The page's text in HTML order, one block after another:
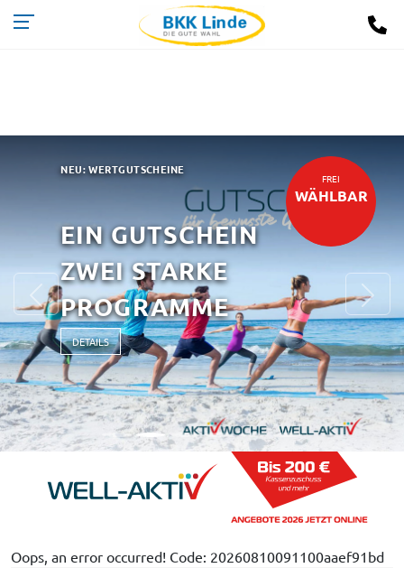
NEU: WERTGUTSCHEINE
EIN GUTSCHEIN
ZWEI STARKE
PROGRAMME
DETAILS
FREI
WÄHLBAR
Previous
Oops, an error occurred! Code: 20260810091100aaef91bd